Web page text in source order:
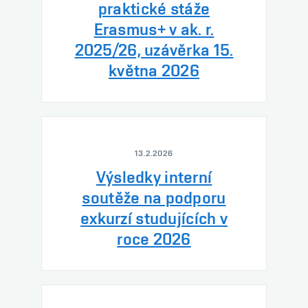
praktické stáže
Erasmus+ v ak. r.
2025/26, uzávěrka 15.
května 2026
13.2.2026
Výsledky interní
soutěže na podporu
exkurzí studujících v
roce 2026